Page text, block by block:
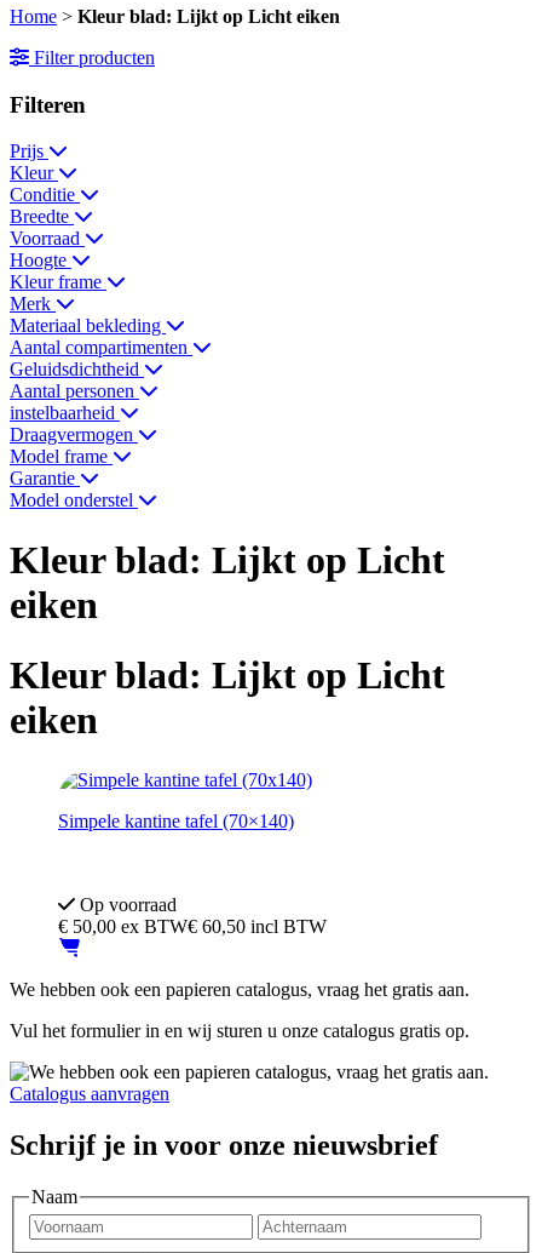
Home > Kleur blad: Lijkt op Licht eiken
Filter producten
Filteren
Prijs
Kleur
Conditie
Breedte
Voorraad
Hoogte
Kleur frame
Merk
Materiaal bekleding
Aantal compartimenten
Geluidsdichtheid
Aantal personen
instelbaarheid
Draagvermogen
Model frame
Garantie
Model onderstel
Kleur blad: Lijkt op Licht
eiken
Kleur blad: Lijkt op Licht
eiken
Simpele kantine tafel (70×140)
Op voorraad
€ 50,00 ex BTW€ 60,50 incl BTW
We hebben ook een papieren catalogus, vraag het gratis aan.
Vul het formulier in en wij sturen u onze catalogus gratis op.
Catalogus aanvragen
Schrijf je in voor onze nieuwsbrief
Naam
Voornaam